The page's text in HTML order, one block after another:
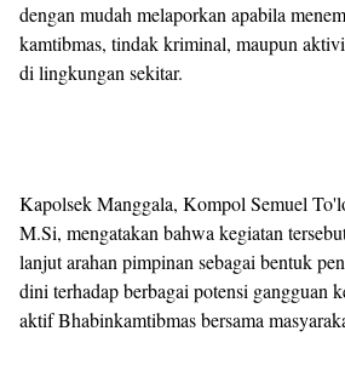
dengan mudah melaporkan apabila
kamtibmas, tindak kriminal, maupun
di lingkungan sekitar.
Kapolsek Manggala, Kompol Semuel
M.Si, mengatakan bahwa kegiatan
lanjut arahan pimpinan sebagai bentuk
dini terhadap berbagai potensi gangguan
aktif Bhabinkamtibmas bersama